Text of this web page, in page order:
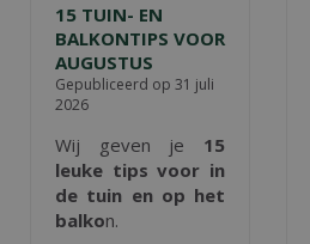
15 TUIN- EN
BALKONTIPS VOOR
AUGUSTUS
Gepubliceerd op 31 juli
2026
Wij geven je 15
leuke tips voor in
de tuin en op het
balkon.